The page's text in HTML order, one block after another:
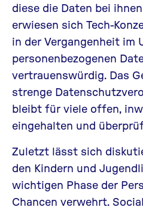
diese die Daten bei
erwiesen sich Tech-
in der Vergangenheit im
personenbezogenen
vertrauenswürdig. Das
strenge
bleibt für viele offen,
eingehalten und
Zuletzt lässt sich
den Kindern und
wichtigen Phase der
Chancen verwehrt.